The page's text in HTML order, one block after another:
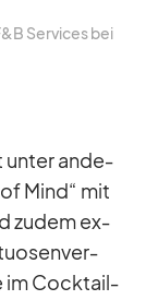
Ser­vices bei
un­ter an­de­
Mind“ mit
zu­dem ex­
im Cock­tail­